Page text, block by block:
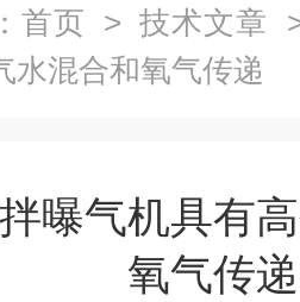
首页 > 技术文章
水混合和氧气传递
曝气机具有
氧气传递